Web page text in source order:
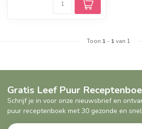
Toon 1 - 1van 1
Gratis Leef Puur
Schrijf je in voor onze nieuwsbrief en
puur receptenboek met 30 gezonde en